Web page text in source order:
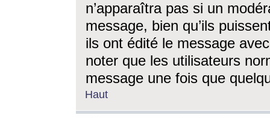
n’apparaîtra pas si un
message, bien qu’ils
ils ont édité le message
noter que les utilisateurs
message une fois que
Haut